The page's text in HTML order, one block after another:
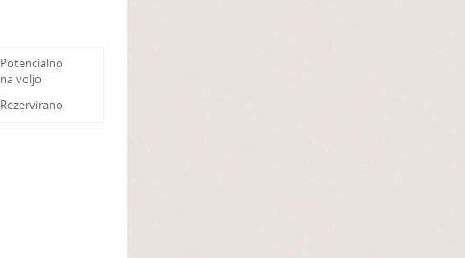
Potencialno
na voljo
Rezervirano